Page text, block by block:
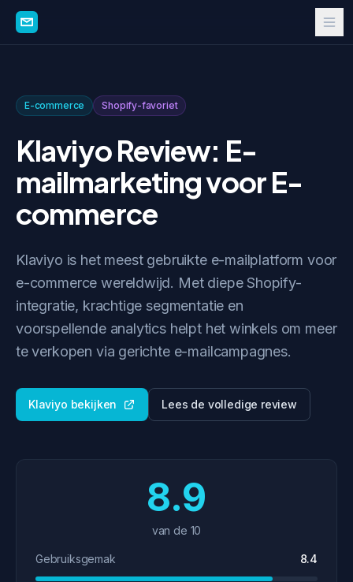
E-commerce Shopify-favoriet
Klaviyo Review: E-
mailmarketing voor E-
commerce
Klaviyo is het meest gebruikte e-mailplatform voor
e-commerce wereldwijd. Met diepe Shopify-
integratie, krachtige segmentatie en
voorspellende analytics helpt het winkels om meer
te verkopen via gerichte e-mailcampagnes.
Klaviyo bekijken Lees de volledige review
8.9
van de 10
Gebruiksgemak 8.4